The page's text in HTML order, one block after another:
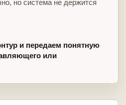
но система не держится
и передаем понятную
или